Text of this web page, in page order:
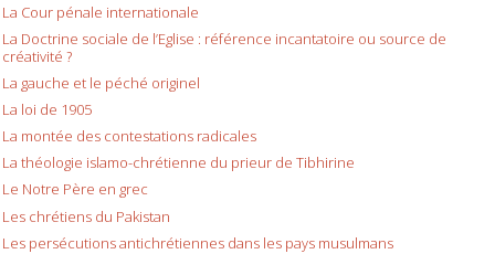
La Cour pénale internationale
La Doctrine sociale de l’Eglise : référence incantatoire ou source de
créativité ?
La gauche et le péché originel
La loi de 1905
La montée des contestations radicales
La théologie islamo-chrétienne du prieur de Tibhirine
Le Notre Père en grec
Les chrétiens du Pakistan
Les persécutions antichrétiennes dans les pays musulmans